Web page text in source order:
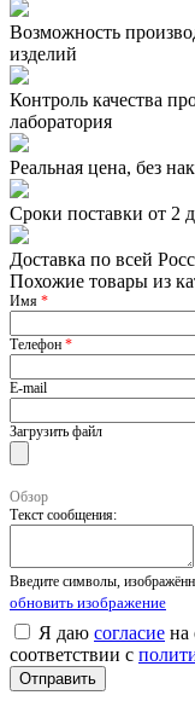
Возможность
изделий
Контроль качества
лаборатория
Реальная цена, без
Сроки поставки от 2
Доставка по всей
Похожие товары из
Имя *
Телефон *
E-mail
Загрузить файл
Обзор
Текст сообщения:
Введите символы,
обновить изображение
Я даю согласие на
соответствии с